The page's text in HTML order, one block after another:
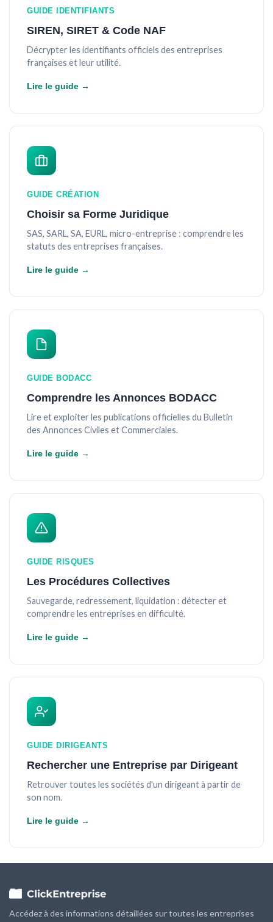
GUIDE IDENTIFIANTS
SIREN, SIRET & Code NAF
Décrypter les identifiants officiels des entreprises
françaises et leur utilité.
Lire le guide →
GUIDE CRÉATION
Choisir sa Forme Juridique
SAS, SARL, SA, EURL, micro-entreprise : comprendre les
statuts des entreprises françaises.
Lire le guide →
GUIDE BODACC
Comprendre les Annonces BODACC
Lire et exploiter les publications officielles du Bulletin
des Annonces Civiles et Commerciales.
Lire le guide →
GUIDE RISQUES
Les Procédures Collectives
Sauvegarde, redressement, liquidation : détecter et
comprendre les entreprises en difficulté.
Lire le guide →
GUIDE DIRIGEANTS
Rechercher une Entreprise par Dirigeant
Retrouver toutes les sociétés d'un dirigeant à partir de
son nom.
Lire le guide →
Accédez à des informations détaillées sur toutes les entreprises